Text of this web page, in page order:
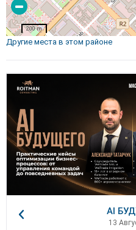
200 m
Другие места в этом районе
AI
13